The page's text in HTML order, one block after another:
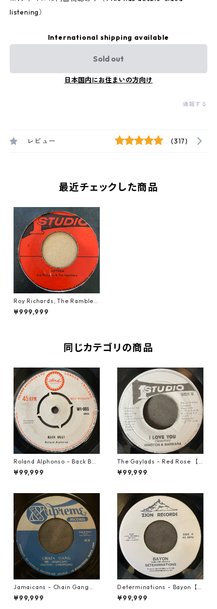
listening）
International shipping available
Sold out
日本国内にお住まいの方向け
通報する
レビュー (317)
最近チェックした商品
Roy Richards, The Ramblers
- Vietnam【7-21211】
¥999,999
同じカテゴリの商品
Roland Alphonso - Back Bea
t【7-21909】
¥99,999
The Gaylads - Red Rose 【7
-21853】
¥99,999
Jamaicans - Chain Gang【7
-21911】
¥99,999
Determinations - Bayon【7-
21865】
¥99,999